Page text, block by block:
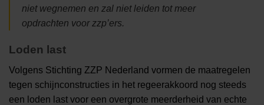
niet wegnemen en zal niet leiden tot meer
opdrachten voor zzp’ers.
Loden last
Volgens Stichting ZZP Nederland vormen de maatregelen
tegen schijnconstructies in het regeerakkoord nog steeds
een loden last voor een overgrote meerderheid van echte